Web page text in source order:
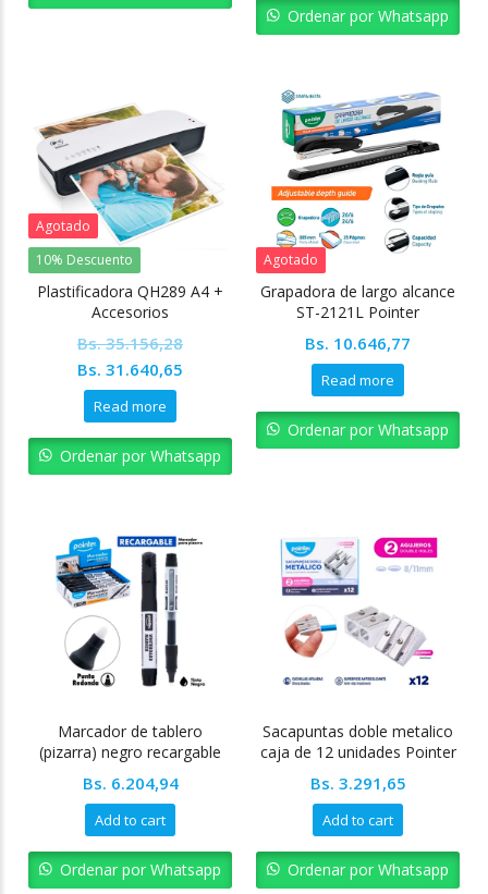
Bs. 114.640,05.Bs.
Ordenar por Whatsapp
Agotado
10% Descuento
Plastificadora QH289 A4 +
Accesorios
Bs.35.156,28
Original
price
was:
Bs. 35.156,28.
Bs. 31.640,65
Bs. 31.640,65.
Read more
Ordenar por Whatsapp
Agotado
Grapadora de largo alcance
ST-2121L Pointer
Bs. 10.646,77
Read more
Ordenar por Whatsapp
Marcador de tablero
(pizarra) negro recargable
Bs. 6.204,94
Add to cart
Ordenar por Whatsapp
Sacapuntas doble metalico
caja de 12 unidades Pointer
Bs. 3.291,65
Add to cart
Ordenar por Whatsapp